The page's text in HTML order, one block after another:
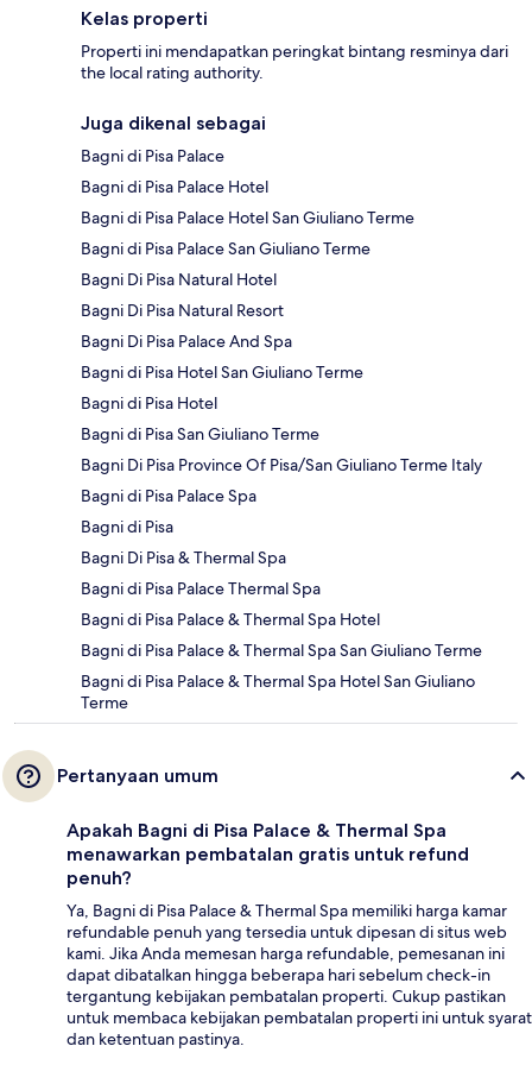
Kelas properti
Properti ini mendapatkan peringkat bintang resminya dari
the local rating authority.
Juga dikenal sebagai
Bagni di Pisa Palace
Bagni di Pisa Palace Hotel
Bagni di Pisa Palace Hotel San Giuliano Terme
Bagni di Pisa Palace San Giuliano Terme
Bagni Di Pisa Natural Hotel
Bagni Di Pisa Natural Resort
Bagni Di Pisa Palace And Spa
Bagni di Pisa Hotel San Giuliano Terme
Bagni di Pisa Hotel
Bagni di Pisa San Giuliano Terme
Bagni Di Pisa Province Of Pisa/San Giuliano Terme Italy
Bagni di Pisa Palace Spa
Bagni di Pisa
Bagni Di Pisa & Thermal Spa
Bagni di Pisa Palace Thermal Spa
Bagni di Pisa Palace & Thermal Spa Hotel
Bagni di Pisa Palace & Thermal Spa San Giuliano Terme
Bagni di Pisa Palace & Thermal Spa Hotel San Giuliano
Terme
Pertanyaan umum
Apakah Bagni di Pisa Palace & Thermal Spa
menawarkan pembatalan gratis untuk refund
penuh?
Ya, Bagni di Pisa Palace & Thermal Spa memiliki harga kamar
refundable penuh yang tersedia untuk dipesan di situs web
kami. Jika Anda memesan harga refundable, pemesanan ini
dapat dibatalkan hingga beberapa hari sebelum check-in
tergantung kebijakan pembatalan properti. Cukup pastikan
untuk membaca kebijakan pembatalan properti ini untuk syarat
dan ketentuan pastinya.